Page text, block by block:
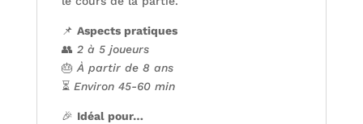
📌 Aspects pratiques
👥 2 à 5 joueurs
🎂 À partir de 8 ans
⏳ Environ 45-60 min
🎉 Idéal pour…